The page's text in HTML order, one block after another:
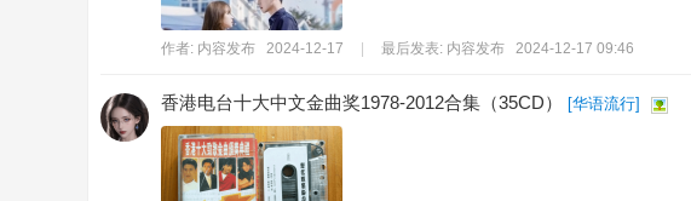
作者: 内容发布 2024-12-17 最后发表: 内容发布 2024-12-17 09:46
香港电台十大中文金曲奖1978-2012合集（35CD） [华语流行]